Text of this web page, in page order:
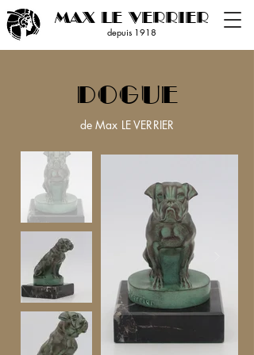
MAX LE VERRIER
depuis 1918
DOGUE
de Max LE VERRIER